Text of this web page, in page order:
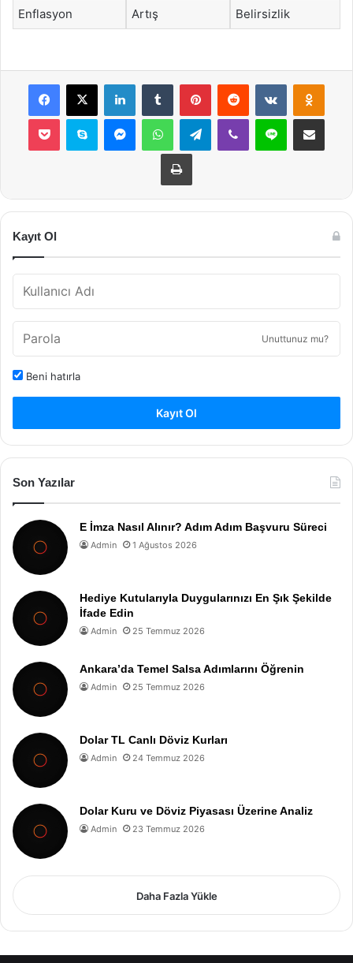
Enflasyon Artış Belirsizlik
Facebook
X LinkedInTumblr PinterestReddit VKontakte
Pocket Skype MessengerWhatsAppTelegramViber Line E-Posta ile
Yazdır
Kayıt Ol
Unuttunuz mu?
Beni hatırla
Kayıt Ol
Son Yazılar
E İmza Nasıl Alınır? Adım Adım Başvuru Süreci
Admin 1 Ağustos 2026
Hediye Kutularıyla Duygularınızı En Şık Şekilde
İfade Edin
Admin 25 Temmuz 2026
Ankara’da Temel Salsa Adımlarını Öğrenin
Admin 25 Temmuz 2026
Dolar TL Canlı Döviz Kurları
Admin 24 Temmuz 2026
Dolar Kuru ve Döviz Piyasası Üzerine Analiz
Admin 23 Temmuz 2026
Daha Fazla Yükle